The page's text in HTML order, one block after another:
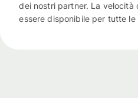
dei nostri partner. La
essere disponibile per tutte le